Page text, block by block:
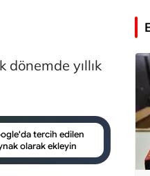
yıllık
tercih edilen
olarak ekleyin